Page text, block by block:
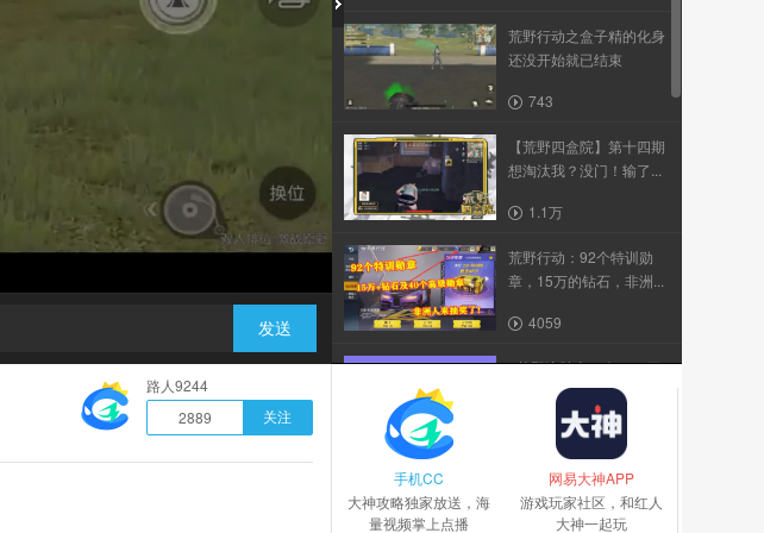
发送
荒野行动之盒子精的化身
还没开始就已结束
743
【荒野四盒院】第十四期
想淘汰我？没门！输了...
1.1万
荒野行动：92个特训勋
章，15万的钻石，非洲...
4059
#荒野决胜十一人#，c罗
附体一打二
2713
搞笑之宁愿相信油箱不会
炸也不去相信自己枪法...
路人9244
2889
关注
手机CC
大神攻略独家放送，海
量视频掌上点播
网易大神APP
游戏玩家社区，和红人
大神一起玩